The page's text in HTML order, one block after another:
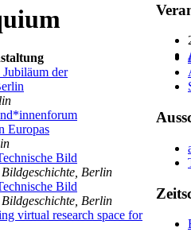
der
Europas
Bild
Berlin
Bild
Berlin
virtual research space for